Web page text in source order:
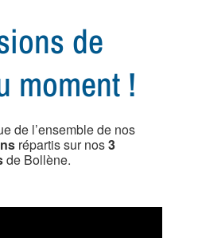
de
moment !
de l’ensemble de nos
répartis sur nos3
de Bollène.